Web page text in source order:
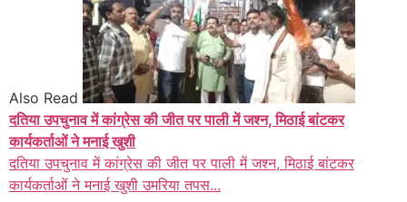
Also Read
दतिया उपचुनाव में कांग्रेस की जीत पर पाली में जश्न, मिठाई बांटकर
कार्यकर्ताओं ने मनाई खुशी
दतिया उपचुनाव में कांग्रेस की जीत पर पाली में जश्न, मिठाई बांटकर
कार्यकर्ताओं ने मनाई खुशी उमरिया तपस...